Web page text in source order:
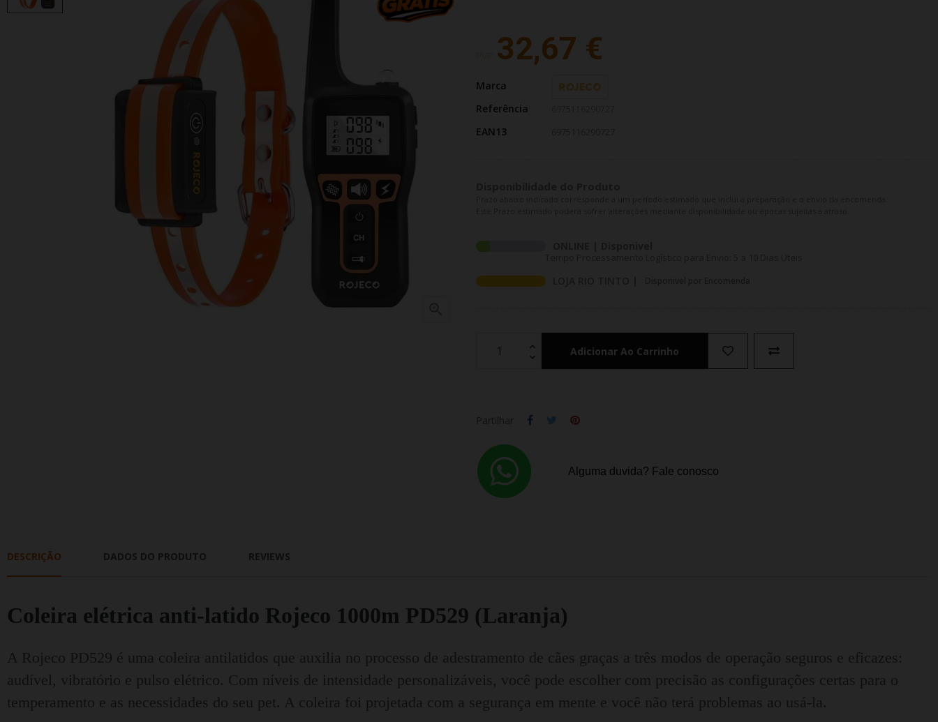
32,67 €
Marca
Referência
EAN13
Adicionar Ao Carrinho
Alguma duvida? Fale conosco
DESCRIÇÃO DADOS DO PRODUTO REVIEWS
Coleira elétrica anti-latido Rojeco 1000m PD529 (Laranja)
A Rojeco PD529 é uma coleira antilatidos que auxilia no processo de adestramento de cães graças a três modos de operação seguros e eficazes:
audível, vibratório e pulso elétrico. Com níveis de intensidade personalizáveis, você pode escolher com precisão as configurações certas para o
temperamento e as necessidades do seu pet. A coleira foi projetada com a segurança em mente e você não terá problemas ao usá-la.